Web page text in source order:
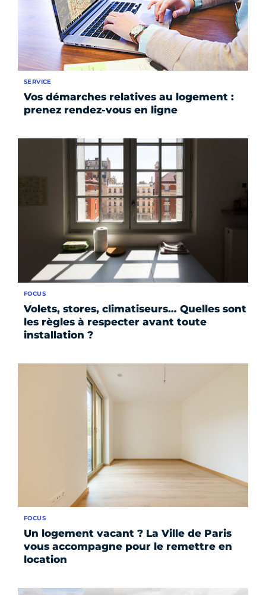
Vos démarches relatives au logement :
prenez rendez-vous en ligne
SERVICE
Volets, stores, climatiseurs… Quelles sont
les règles à respecter avant toute
installation ?
FOCUS
Un logement vacant ? La Ville de Paris
vous accompagne pour le remettre en
location
FOCUS